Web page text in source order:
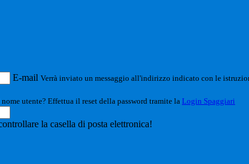
E-mail Verrà inviato un messaggio all'indirizzo indicato con le
utente? Effettua il reset della password tramite la Login Spaggiari
la casella di posta elettronica!